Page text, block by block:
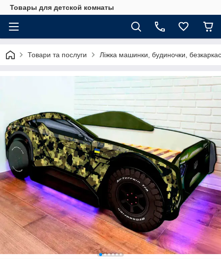
Товары для детской комнаты
Товари та послуги Ліжка машинки, будиночки,